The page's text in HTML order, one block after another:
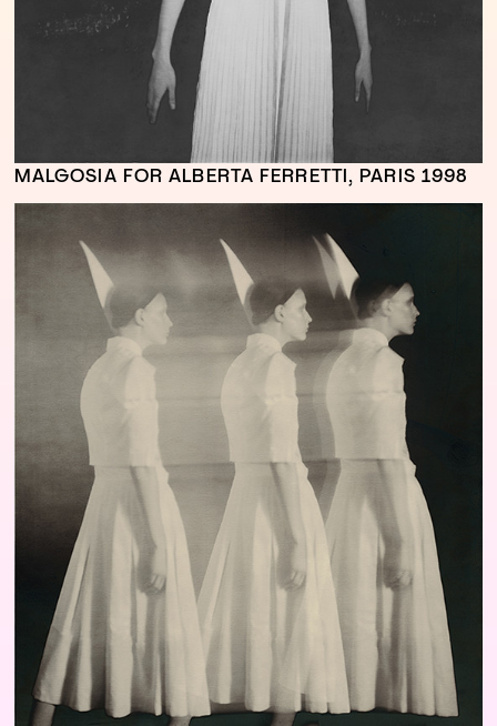
MALGOSIA FOR ALBERTA FERRETTI, PARIS 1998